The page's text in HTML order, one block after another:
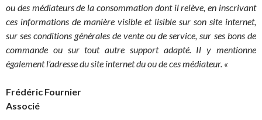
ou des médiateurs de la consommation dont il relève, en inscrivant
ces informations de manière visible et lisible sur son site internet,
sur ses conditions générales de vente ou de service, sur ses bons de
commande ou sur tout autre support adapté. Il y mentionne
également l’adresse du site internet du ou de ces médiateur. «
Frédéric Fournier
Associé